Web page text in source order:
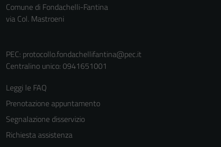
Comune di Fondachelli-Fantina
via Col. Mastroeni
PEC: protocollo.fondachellifantina@pec.it
Centralino unico: 0941651001
Leggi le FAQ
Prenotazione appuntamento
Segnalazione disservizio
Richiesta assistenza